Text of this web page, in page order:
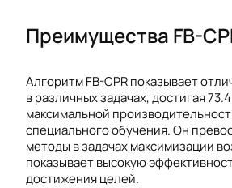
Преимущества FB-
Алгоритм FB-CPR показывает
в различных задачах, достигая
максимальной
специального обучения. Он
методы в задачах максимизации
показывает высокую
достижения целей.